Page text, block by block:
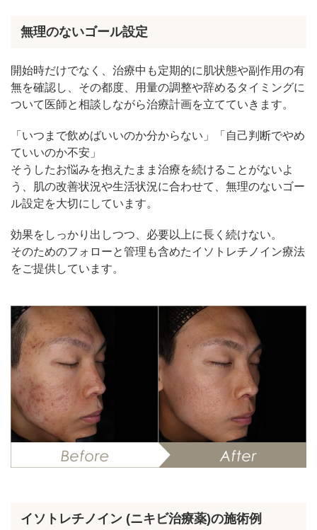
無理のないゴール設定
開始時だけでなく、治療中も定期的に肌状態や副作用の有
無を確認し、その都度、用量の調整や辞めるタイミングに
ついて医師と相談しながら治療計画を立てていきます。
「いつまで飲めばいいのか分からない」「自己判断でやめ
ていいのか不安」
そうしたお悩みを抱えたまま治療を続けることがないよ
う、肌の改善状況や生活状況に合わせて、無理のないゴー
ル設定を大切にしています。
効果をしっかり出しつつ、必要以上に長く続けない。
そのためのフォローと管理も含めたイソトレチノイン療法
をご提供しています。
イソトレチノイン (ニキビ治療薬)の施術例